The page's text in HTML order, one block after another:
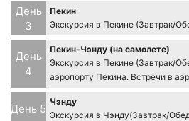
День
3
Пекин
Экскурсия в Пекине (Завтрак/
День
4
Пекин-Чэнду (на самолете)
Экскурсия в Пекине (Завтрак/
аэропорту Пекина. Встречи в
День 5
Чэнду
Экскурсия в Чэнду(Завтрак/